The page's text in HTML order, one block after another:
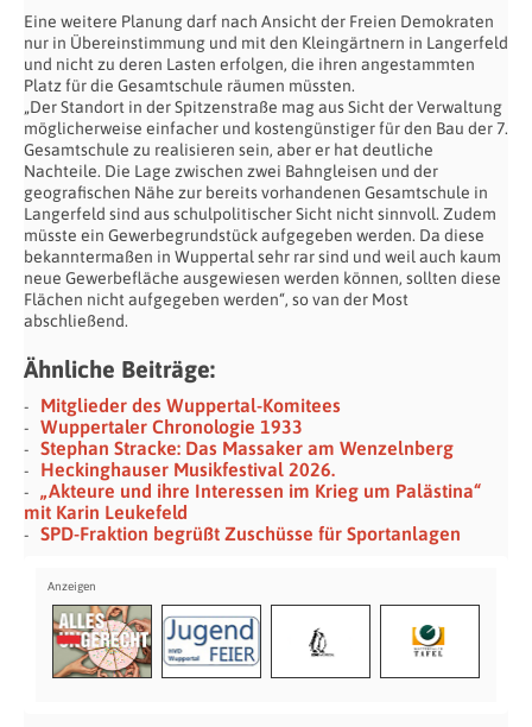
Eine weitere Planung darf nach Ansicht der Freien Demokraten
nur in Übereinstimmung und mit den Kleingärtnern in Langerfeld
und nicht zu deren Lasten erfolgen, die ihren angestammten
Platz für die Gesamtschule räumen müssten.
„Der Standort in der Spitzenstraße mag aus Sicht der Verwaltung
möglicherweise einfacher und kostengünstiger für den Bau der 7.
Gesamtschule zu realisieren sein, aber er hat deutliche
Nachteile. Die Lage zwischen zwei Bahngleisen und der
geografischen Nähe zur bereits vorhandenen Gesamtschule in
Langerfeld sind aus schulpolitischer Sicht nicht sinnvoll. Zudem
müsste ein Gewerbegrundstück aufgegeben werden. Da diese
bekanntermaßen in Wuppertal sehr rar sind und weil auch kaum
neue Gewerbefläche ausgewiesen werden können, sollten diese
Flächen nicht aufgegeben werden“, so van der Most
abschließend.
Ähnliche Beiträge:
Mitglieder des Wuppertal-Komitees
Wuppertaler Chronologie 1933
Stephan Stracke: Das Massaker am Wenzelnberg
Heckinghauser Musikfestival 2026.
„Akteure und ihre Interessen im Krieg um Palästina“
mit Karin Leukefeld
SPD-Fraktion begrüßt Zuschüsse für Sportanlagen